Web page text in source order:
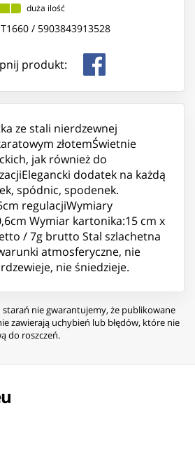
duża ilość
/ 5903843913528
produkt:
ze stali nierdzewnej
złotemŚwietnie
jak również do
dodatek na każdą
spódnic, spodenek.
regulacjiWymiary
Wymiar kartonika:15 cm x
/ 7g brutto Stal szlachetna
atmosferyczne, nie
nie śniedzieje.
starań nie gwarantujemy, że publikowane
zawierają uchybień lub błędów, które nie
do roszczeń.